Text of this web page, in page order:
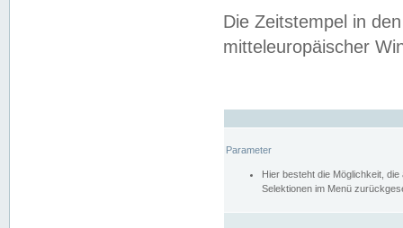
Die Zeitstempel in
mitteleuropäischer
Parameter
Hier besteht die Möglichkeit,
Selektionen im Menü